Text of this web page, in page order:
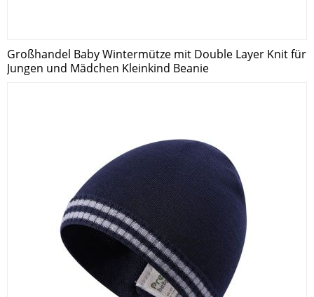
Großhandel Baby Wintermütze mit Double Layer Knit für
Jungen und Mädchen Kleinkind Beanie